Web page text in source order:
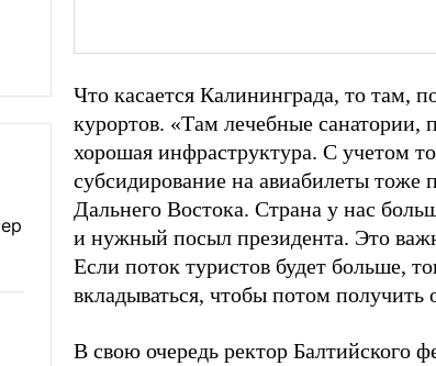
Что касается Калининграда, то там,
курортов. «Там лечебные санатории,
хорошая инфраструктура. С учетом
субсидирование на авиабилеты тоже
Дальнего Востока. Страна у нас
и нужный посыл президента. Это
Если поток туристов будет больше,
вкладываться, чтобы потом получить
В свою очередь ректор Балтийского